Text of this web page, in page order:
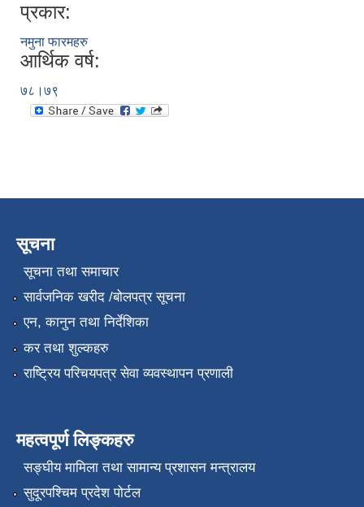
प्रकार:
नमुना फारमहरु
आर्थिक वर्ष:
७८।७९
सूचना
सूचना तथा समाचार
सार्वजनिक खरीद /बोलपत्र सूचना
एन, कानुन तथा निर्देशिका
कर तथा शुल्कहरु
राष्ट्रिय परिचयपत्र सेवा व्यवस्थापन प्रणाली
महत्वपूर्ण लिङ्कहरु
सङ्‍घीय मामिला तथा सामान्य प्रशासन मन्त्रालय
सुदूरपश्चिम प्रदेश पोर्टल